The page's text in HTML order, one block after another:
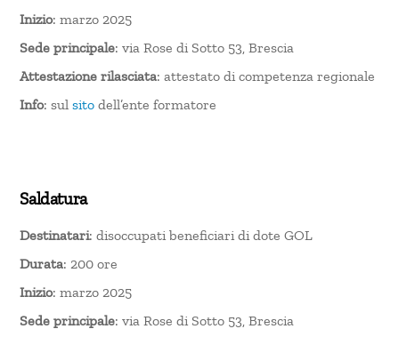
Inizio: marzo 2025
Sede principale: via Rose di Sotto 53, Brescia
Attestazione rilasciata: attestato di competenza regionale
Info: sulsito dell’ente formatore
Saldatura
Destinatari: disoccupati beneficiari di dote GOL
Durata: 200 ore
Inizio: marzo 2025
Sede principale: via Rose di Sotto 53, Brescia